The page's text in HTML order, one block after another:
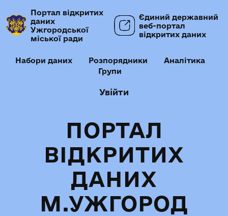
Портал відкритих
даних
Ужгородської
міської ради
Єдиний державний
веб-портал
відкритих даних
Набори даних Розпорядники
Аналітика
Групи
Увійти
ПОРТАЛ
ВІДКРИТИХ
ДАНИХ
М.УЖГОРОД